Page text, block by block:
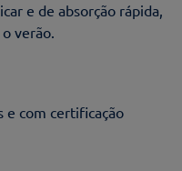
e de absorção rápida,
verão.
e com certificação